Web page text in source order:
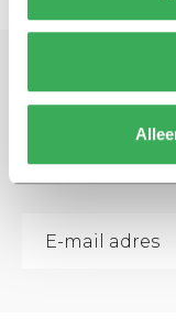
Schrijf je
Blijf op de